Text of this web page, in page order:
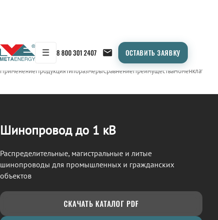
☰ 8 800 301 2407 ОСТАВИТЬ ЗАЯВКУ
← Продукция/ШИНОПРОВОД
ПрименениеПродукцияТипоразмерыСравнениеПреимуществаНоменклатура
Шинопровод до 1 кВ
Распределительные, магистральные и литые
шинопроводы для промышленных и гражданских
объектов
СКАЧАТЬ КАТАЛОГ PDF